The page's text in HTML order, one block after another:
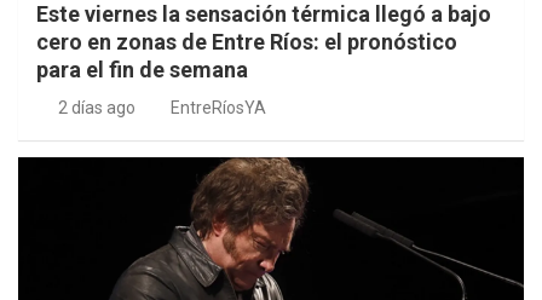
Este viernes la sensación térmica llegó a bajo
cero en zonas de Entre Ríos: el pronóstico
para el fin de semana
2 días ago EntreRíosYA